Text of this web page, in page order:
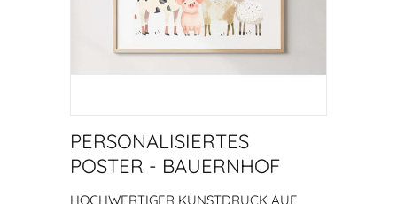
PERSONALISIERTES
POSTER - BAUERNHOF
HOCHWERTIGER KUNSTDRUCK AUF